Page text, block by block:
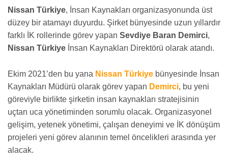
Nissan Türkiye, İnsan Kaynakları organizasyonunda üst
düzey bir atamayı duyurdu. Şirket bünyesinde uzun yıllardır
farklı İK rollerinde görev yapan Sevdiye Baran Demirci,
Nissan Türkiye İnsan Kaynakları Direktörü olarak atandı.
Ekim 2021’den bu yana Nissan Türkiye bünyesinde İnsan
Kaynakları Müdürü olarak görev yapan Demirci, bu yeni
göreviyle birlikte şirketin insan kaynakları stratejisinin
uçtan uca yönetiminden sorumlu olacak. Organizasyonel
gelişim, yetenek yönetimi, çalışan deneyimi ve İK dönüşüm
projeleri yeni görev alanının temel öncelikleri arasında yer
alacak.